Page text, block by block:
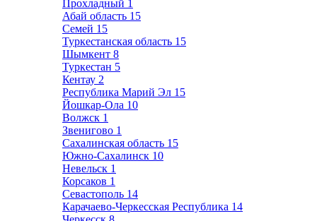
Прохладный 1
Абай область 15
Семей 15
Туркестанская область 15
Шымкент 8
Туркестан 5
Кентау 2
Республика Марий Эл 15
Йошкар-Ола 10
Волжск 1
Звенигово 1
Сахалинская область 15
Южно-Сахалинск 10
Невельск 1
Корсаков 1
Севастополь 14
Карачаево-Черкесская Республика 14